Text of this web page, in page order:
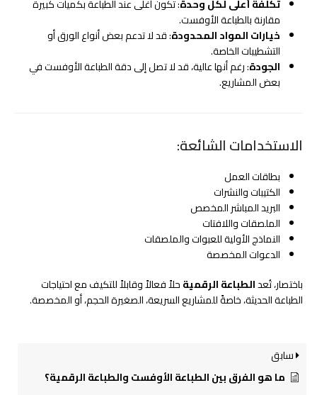
تكلفة أعلى لكل وحدة: تكون أغلى عند الطباعة بكميات كبيرة
مقارنة بالطباعة الأوفست.
خيارات المواد المحدودة: قد لا تدعم بعض أنواع الورق أو
التشطيبات الخاصة.
الجودة: رغم أنها عالية، قد لا تصل إلى دقة الطباعة الأوفست في
بعض المشاريع.
الاستخدامات الشائعة:
بطاقات العمل
الكتيبات والنشرات
البريد المباشر المخصص
الملصقات واللافتات
النماذج الأولية للعبوات والملصقات
الدعوات المخصصة
باختصار، تُعدالطباعة الرقميةحلاً فعالاً وقابلاً للتكيف مع احتياجات
الطباعة الحديثة، خاصةً للمشاريع السريعة، الصغيرة الحجم، أو المخصصة.
سابق
ما هو الفرق بين الطباعة الأوفست والطباعة الرقمية؟